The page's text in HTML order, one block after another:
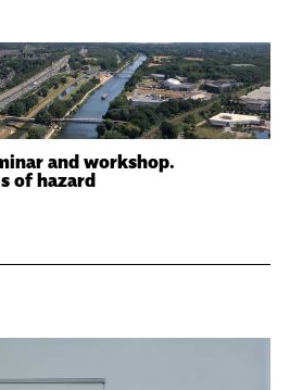
and workshop.
of hazard